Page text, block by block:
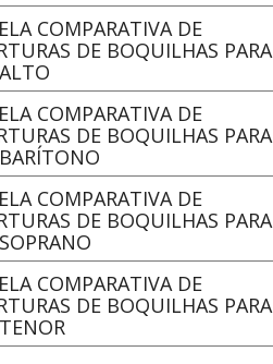
COMPARATIVA DE
DE BOQUILHAS PARA
COMPARATIVA DE
DE BOQUILHAS PARA
COMPARATIVA DE
DE BOQUILHAS PARA
COMPARATIVA DE
DE BOQUILHAS PARA